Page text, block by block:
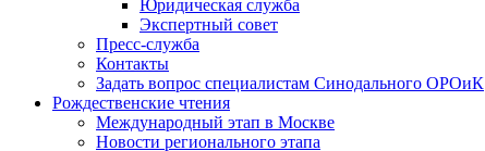
Юридическая служба
Экспертный совет
Пресс-служба
Контакты
Задать вопрос специалистам Синодального ОРОиК
Рождественские чтения
Международный этап в Москве
Новости регионального этапа